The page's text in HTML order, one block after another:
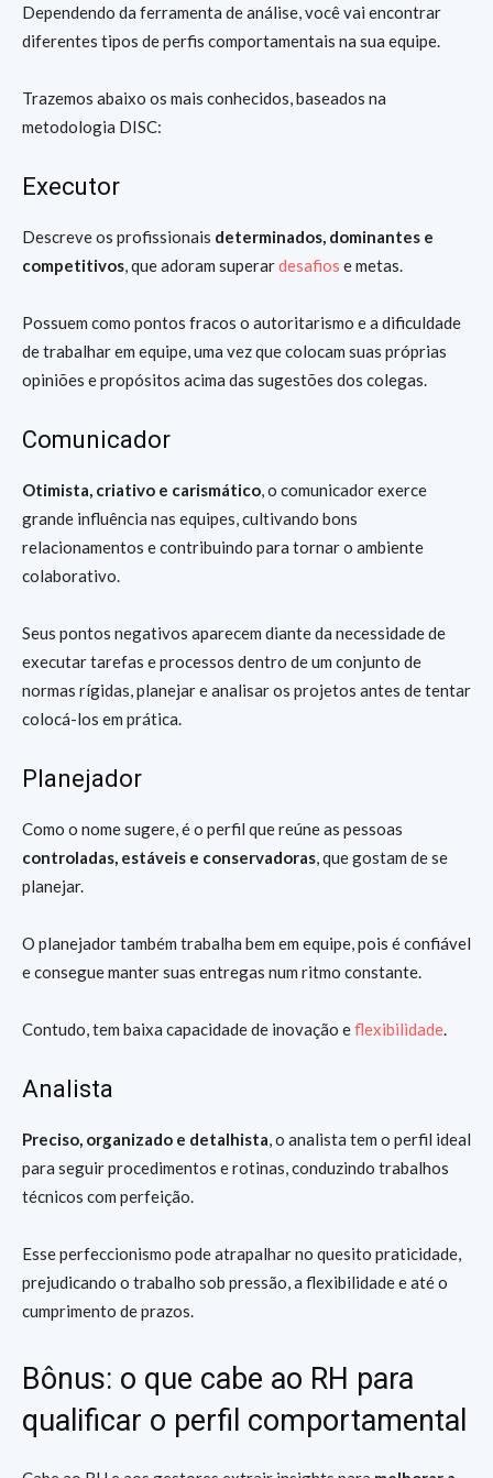
Dependendo da ferramenta de análise, você vai encontrar
diferentes tipos de perfis comportamentais na sua equipe.
Trazemos abaixo os mais conhecidos, baseados na
metodologia DISC:
Executor
Descreve os profissionais determinados, dominantes e
competitivos, que adoram superardesafios e metas.
Possuem como pontos fracos o autoritarismo e a dificuldade
de trabalhar em equipe, uma vez que colocam suas próprias
opiniões e propósitos acima das sugestões dos colegas.
Comunicador
Otimista, criativo e carismático, o comunicador exerce
grande influência nas equipes, cultivando bons
relacionamentos e contribuindo para tornar o ambiente
colaborativo.
Seus pontos negativos aparecem diante da necessidade de
executar tarefas e processos dentro de um conjunto de
normas rígidas, planejar e analisar os projetos antes de tentar
colocá-los em prática.
Planejador
Como o nome sugere, é o perfil que reúne as pessoas
controladas, estáveis e conservadoras, que gostam de se
planejar.
O planejador também trabalha bem em equipe, pois é confiável
e consegue manter suas entregas num ritmo constante.
Contudo, tem baixa capacidade de inovação eflexibilidade.
Analista
Preciso, organizado e detalhista, o analista tem o perfil ideal
para seguir procedimentos e rotinas, conduzindo trabalhos
técnicos com perfeição.
Esse perfeccionismo pode atrapalhar no quesito praticidade,
prejudicando o trabalho sob pressão, a flexibilidade e até o
cumprimento de prazos.
Bônus: o que cabe ao RH para
qualificar o perfil comportamental